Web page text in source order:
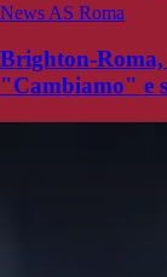
News AS Roma
Brighton-
"Cambiamo" e